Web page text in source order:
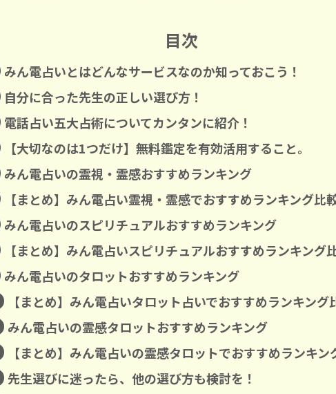
目次
みん電占いとはどんなサービスなのか知っておこう！
自分に合った先生の正しい選び方！
電話占い五大占術についてカンタンに紹介！
【大切なのは1つだけ】無料鑑定を有効活用すること。
みん電占いの霊視・霊感おすすめランキング
【まとめ】みん電占い霊視・霊感でおすすめランキング比
みん電占いのスピリチュアルおすすめランキング
【まとめ】みん電占いスピリチュアルおすすめランキング
みん電占いのタロットおすすめランキング
【まとめ】みん電占いタロット占いでおすすめランキング
みん電占いの霊感タロットおすすめランキング
【まとめ】みん電占いの霊感タロットでおすすめランキン
先生選びに迷ったら、他の選び方も検討を！